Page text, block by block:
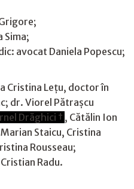
Sima;
avocat Daniela Popescu;
Cristina Leţu, doctor în
dr. Viorel Pătrașcu
Drăghici † , Cătălin Ion
Staicu, Cristina
Rousseau;
Radu.